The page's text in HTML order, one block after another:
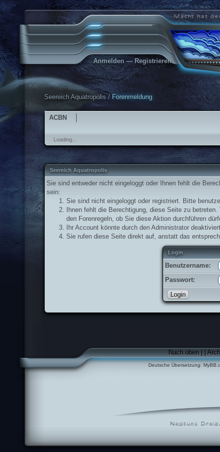
Anmelden — Registrieren
Seereich Aquatropolis/ Forenmeldung
ACBN
Loading...
Seereich Aquatropolis
Sie sind entweder nicht eingeloggt oder Ihnen fehlt die
sein:
Sie sind nicht eingeloggt oder registriert. Bitte
Ihnen fehlt die Berechtigung, diese Seite zu
den Forenregeln, ob Sie diese Aktion durchführen
Ihr Account könnte durch den Administrator
Sie rufen diese Seite direkt auf, anstatt das
Login
Benutzername:
Passwort:
Nach oben||
Deutsche Übersetzung: